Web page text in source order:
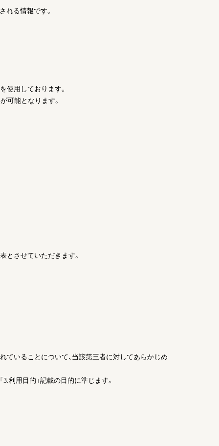
れる情報です。
使用しております。
可能となります。
とさせていただきます。
いることについて、当該第三者に対してあらかじめ
利用目的」記載の目的に準じます。